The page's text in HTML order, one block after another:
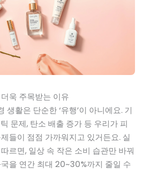
욱 주목받는 이유
생활은 단순한 ‘유행’이 아니에요. 기
문제, 탄소 배출 증가 등 우리가 피
들이 점점 가까워지고 있거든요. 실
르면, 일상 속 작은 소비 습관만 바꿔
을 연간 최대 20~30%까지 줄일 수